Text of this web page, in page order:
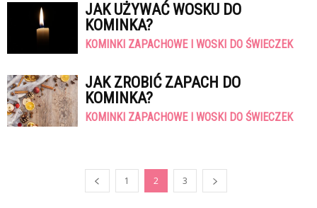
JAK UŻYWAĆ WOSKU DO
KOMINKA?
KOMINKI ZAPACHOWE I WOSKI DO ŚWIECZEK
JAK ZROBIĆ ZAPACH DO
KOMINKA?
KOMINKI ZAPACHOWE I WOSKI DO ŚWIECZEK
1 2 3